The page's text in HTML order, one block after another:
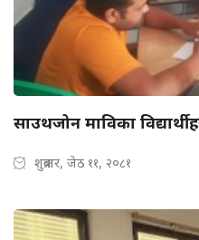
साउथजोन माविका
शुक्रबार, जेठ ११, २०८१